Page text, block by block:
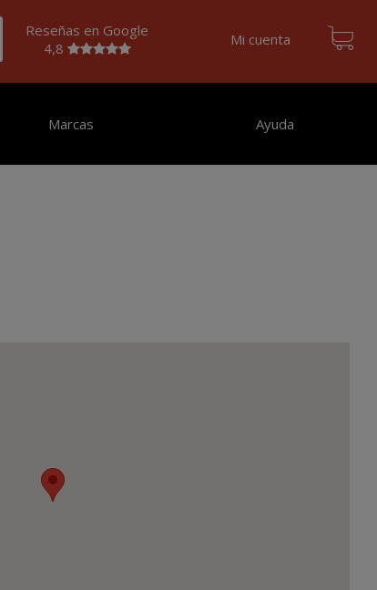
Reseñas en Google
4,8
Mi cuenta
Marcas Ayuda